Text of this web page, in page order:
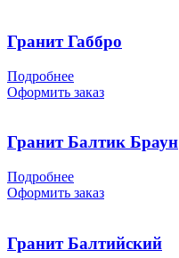
Гранит Габбро
Подробнее
Оформить заказ
Гранит Балтик Браун
Подробнее
Оформить заказ
Гранит Балтийский